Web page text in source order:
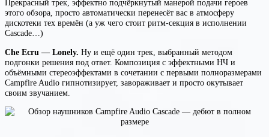
Прекрасный трек, эффектно подчёркнутый манерой подачи героев
этого обзора, просто автоматически перенесёт вас в атмосферу
дискотеки тех времён (а уж чего стоит ритм-секция в исполнении
Cascade…)
Che Ecru — Lonely. Ну и ещё один трек, выбранный методом
подгонки решения под ответ. Композиция с эффектными НЧ и
объёмными стереоэффектами в сочетании с первыми полноразмерами
Campfire Audio гипнотизирует, завораживает и просто окутывает
своим звучанием.